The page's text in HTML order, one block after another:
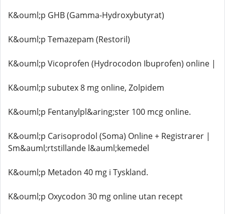
K&ouml;p GHB (Gamma-Hydroxybutyrat)
K&ouml;p Temazepam (Restoril)
K&ouml;p Vicoprofen (Hydrocodon Ibuprofen) online |
K&ouml;p subutex 8 mg online, Zolpidem
K&ouml;p Fentanylpl&aring;ster 100 mcg online.
K&ouml;p Carisoprodol (Soma) Online + Registrarer |
Sm&auml;rtstillande l&auml;kemedel
K&ouml;p Metadon 40 mg i Tyskland.
K&ouml;p Oxycodon 30 mg online utan recept